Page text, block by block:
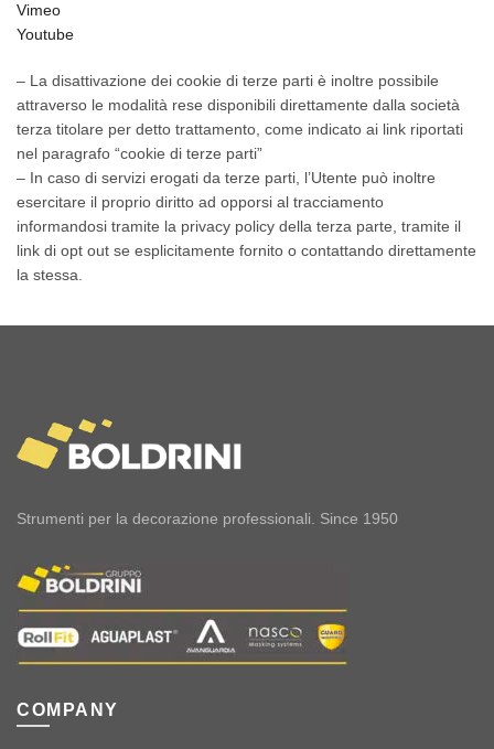
Vimeo
Youtube
– La disattivazione dei cookie di terze parti è inoltre possibile
attraverso le modalità rese disponibili direttamente dalla società
terza titolare per detto trattamento, come indicato ai link riportati
nel paragrafo “cookie di terze parti”
– In caso di servizi erogati da terze parti, l’Utente può inoltre
esercitare il proprio diritto ad opporsi al tracciamento
informandosi tramite la privacy policy della terza parte, tramite il
link di opt out se esplicitamente fornito o contattando direttamente
la stessa.
Strumenti per la decorazione professionali. Since 1950
COMPANY